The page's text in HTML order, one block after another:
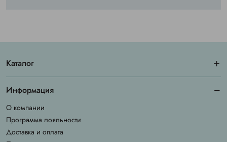
Каталог
Информация
О компании
Программа лояльности
Доставка и оплата